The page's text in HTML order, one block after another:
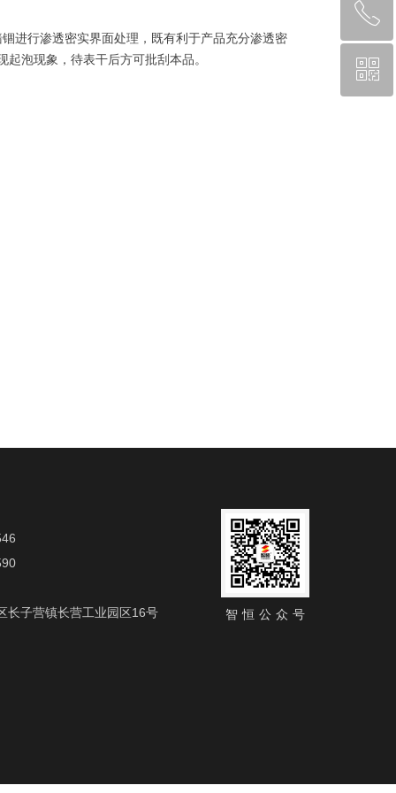
进行渗透密实界面处理，既有利于产品充分渗透密
泡现象，待表干后方可批刮本品。
智恒公众号
子营镇长营工业园区16号
回到顶部
ꂅ
010-80267546
ꀥ